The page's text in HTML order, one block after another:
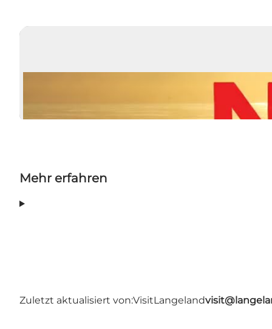
Mehr erfahren
Zuletzt aktualisiert von:VisitLangeland